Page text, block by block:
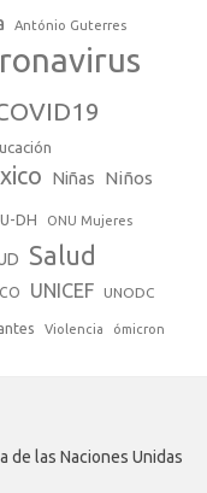
António Guterres
Niñas Niños
DH ONU Mujeres
Salud
UNICEF UNODC
Violencia ómicron
de las Naciones Unidas